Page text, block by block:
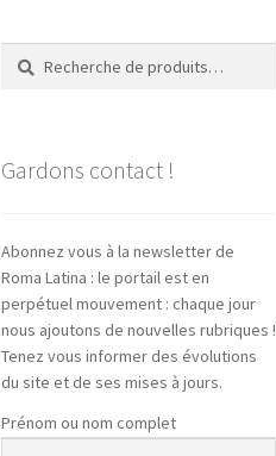
Recherche
pour :
Recherche
Gardons contact !
Abonnez vous à la newsletter de
Roma Latina : le portail est en
perpétuel mouvement : chaque jour
nous ajoutons de nouvelles rubriques !
Tenez vous informer des évolutions
du site et de ses mises à jours.
Prénom ou nom complet